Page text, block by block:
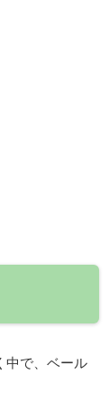
中で、ベール